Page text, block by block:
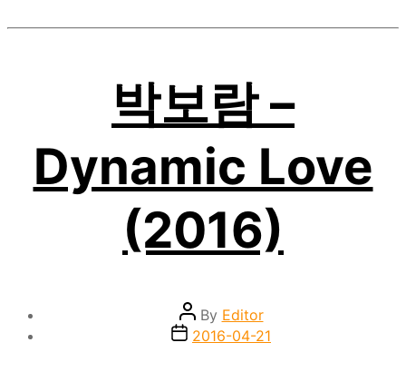
박보람 –
Dynamic Love
(2016)
Post
author
By Editor
Post2016-04-21